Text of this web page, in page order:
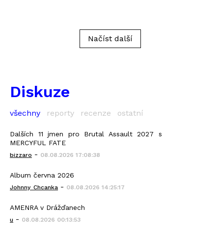
Načíst další
Diskuze
všechny reporty recenze ostatní
Dalších 11 jmen pro Brutal Assault 2027 s
MERCYFUL FATE
bizzaro - 08.08.2026 17:08:38
Album června 2026
Johnny_Chcanka - 08.08.2026 14:25:17
AMENRA v Drážďanech
u - 08.08.2026 00:13:53